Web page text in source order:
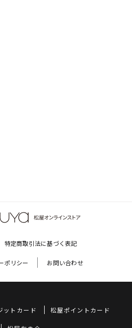
特定商取引法に基づく表記
ポリシー お問い合わせ
ットカード 松屋ポイントカード